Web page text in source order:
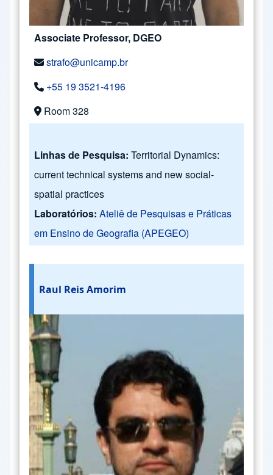
Associate Professor, DGEO
strafo@unicamp.br
+55 19 3521-4196
Room 328
Linhas de Pesquisa: Territorial Dynamics:
current technical systems and new social-
spatial practices
Laboratórios: Ateliê de Pesquisas e Práticas
em Ensino de Geografia (APEGEO)
Raul Reis Amorim